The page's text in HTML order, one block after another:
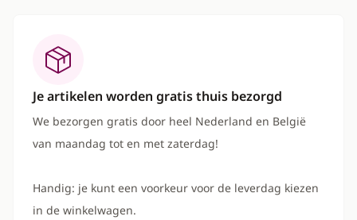
Je artikelen worden gratis thuis bezorgd
We bezorgen gratis door heel Nederland en België
van maandag tot en met zaterdag!
Handig: je kunt een voorkeur voor de leverdag kiezen
in de winkelwagen.